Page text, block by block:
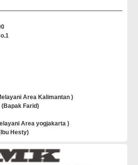
Area Kalimantan )
(Bapak Farid)
Area yogjakarta )
Hesty)